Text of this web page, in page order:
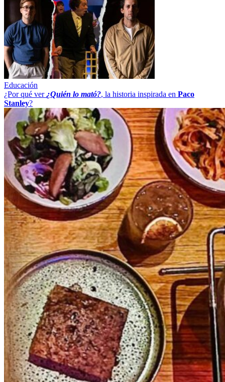
Educación
¿Por qué ver ¿Quién lo mató?, la historia inspirada en Paco
Stanley?